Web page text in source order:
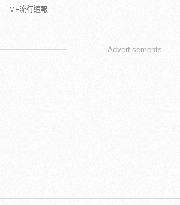
MF流行速報
Advertisements